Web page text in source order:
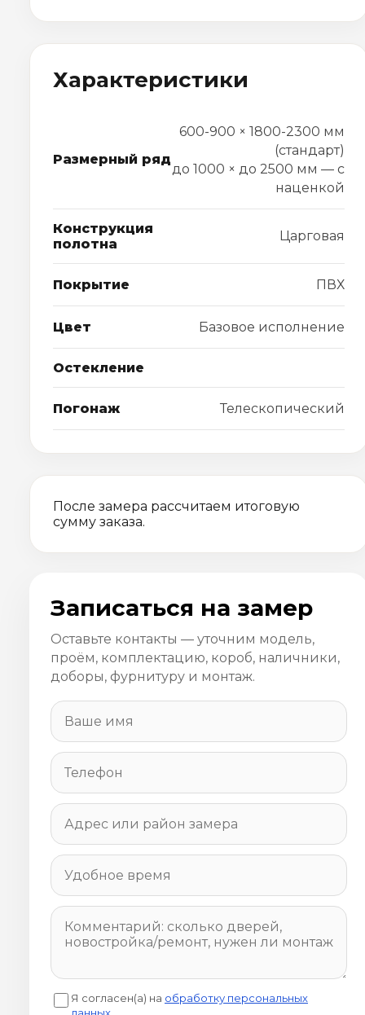
Характеристики
Размерный ряд
600-900 × 1800-2300 мм
(стандарт)
до 1000 × до 2500 мм — с
наценкой
Конструкция
полотна
Царговая
Покрытие ПВХ
Цвет Базовое исполнение
Остекление
Погонаж Телескопический
После замера рассчитаем итоговую
сумму заказа.
Записаться на замер
Оставьте контакты — уточним модель,
проём, комплектацию, короб, наличники,
доборы, фурнитуру и монтаж.
Я согласен(а) на обработку персональных